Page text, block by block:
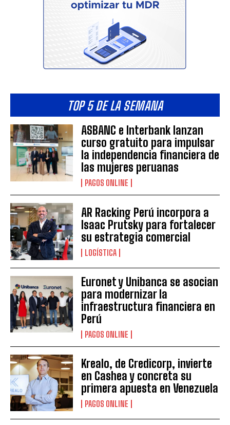
TOP 5 DE LA SEMANA
ASBANC e Interbank lanzan
curso gratuito para impulsar
la independencia financiera de
las mujeres peruanas
PAGOS ONLINE
AR Racking Perú incorpora a
Isaac Prutsky para fortalecer
su estrategia comercial
LOGÍSTICA
Euronet y Unibanca se asocian
para modernizar la
infraestructura financiera en
Perú
PAGOS ONLINE
Krealo, de Credicorp, invierte
en Cashea y concreta su
primera apuesta en Venezuela
PAGOS ONLINE